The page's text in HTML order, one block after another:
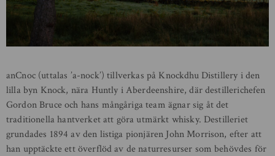
anCnoc (uttalas ’a-nock’) tillverkas på Knockdhu Distillery i den
lilla byn Knock, nära Huntly i Aberdeenshire, där destillerichefen
Gordon Bruce och hans mångåriga team ägnar sig åt det
traditionella hantverket att göra utmärkt whisky. Destilleriet
grundades 1894 av den listiga pionjären John Morrison, efter att
han upptäckte ett överflöd av de naturresurser som behövdes för